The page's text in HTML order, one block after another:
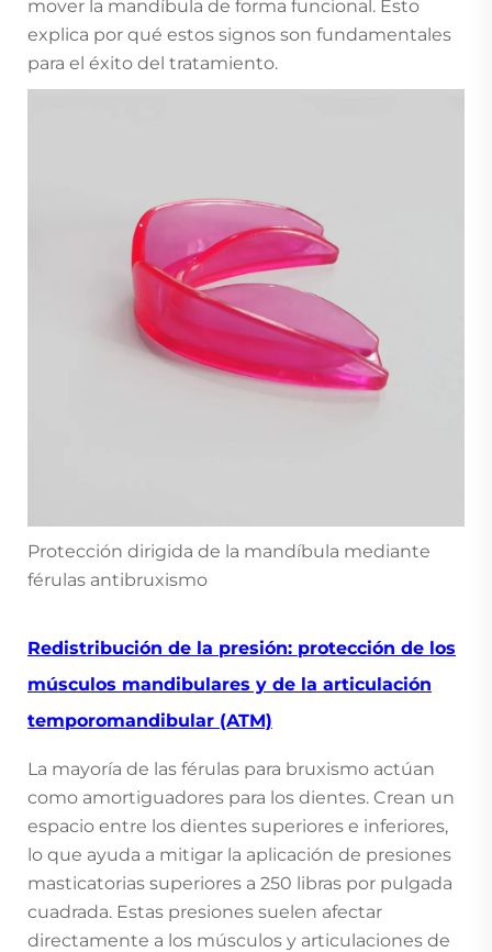
mover la mandíbula de forma funcional. Esto
explica por qué estos signos son fundamentales
para el éxito del tratamiento.
Protección dirigida de la mandíbula mediante
férulas antibruxismo
Redistribución de la presión: protección de los
músculos mandibulares y de la articulación
temporomandibular (ATM)
La mayoría de las férulas para bruxismo actúan
como amortiguadores para los dientes. Crean un
espacio entre los dientes superiores e inferiores,
lo que ayuda a mitigar la aplicación de presiones
masticatorias superiores a 250 libras por pulgada
cuadrada. Estas presiones suelen afectar
directamente a los músculos y articulaciones de